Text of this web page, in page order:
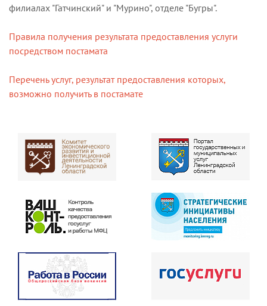
филиалах "Гатчинский" и "Мурино", отделе "Бугры".
Правила получения результата предоставления услуги
посредством постамата
Перечень услуг, результат предоставления которых,
возможно получить в постамате